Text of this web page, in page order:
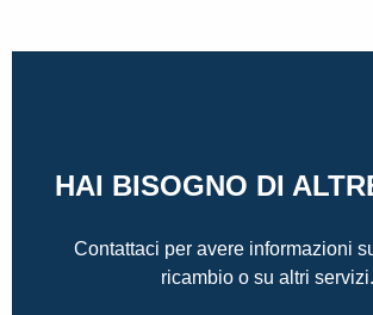
HAI BISOGNO DI
Contattaci per avere informazioni
ricambio o su altri servizi.